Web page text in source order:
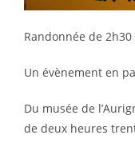
Randonnée de
Un évènement en
Du musée de
de deux heures